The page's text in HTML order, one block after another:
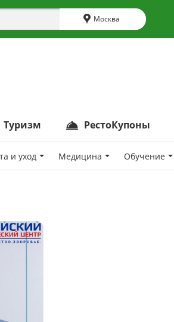
Москва
Туризм РестоКупоны
и уход Медицина Обучение